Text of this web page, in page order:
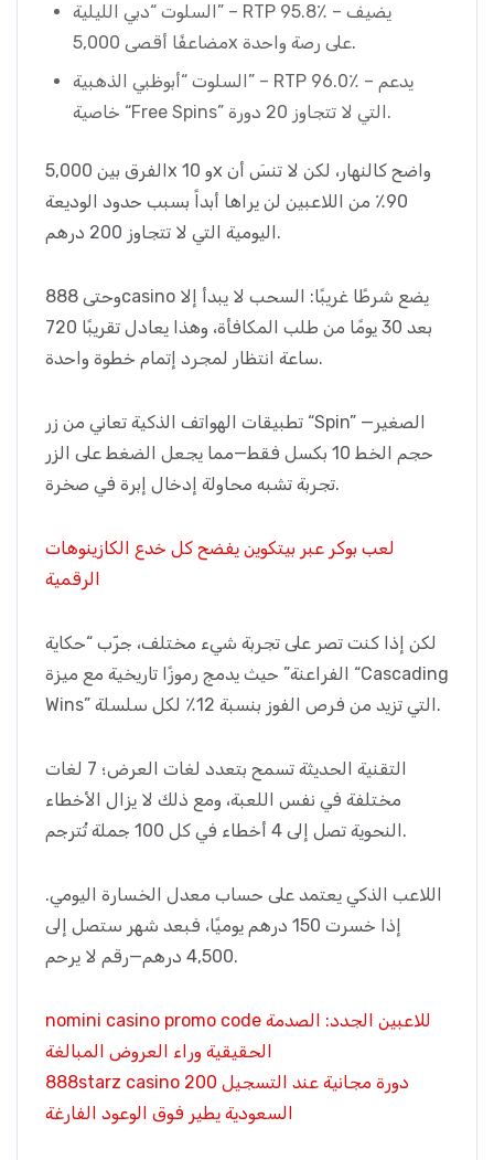
السلوت “دبي الليلية” – RTP 95.8٪ – يضيف
مضاعفًا أقصى 5,000x على رصة واحدة.
السلوت “أبوظبي الذهبية” – RTP 96.0٪ – يدعم
خاصية “Free Spins” التي لا تتجاوز 20 دورة.
الفرق بين 5,000x و 10x واضح كالنهار، لكن لا تنسَ أن
90٪ من اللاعبين لن يراها أبداً بسبب حدود الوديعة
اليومية التي لا تتجاوز 200 درهم.
وحتى 888casino يضع شرطًا غريبًا: السحب لا يبدأ إلا
بعد 30 يومًا من طلب المكافأة، وهذا يعادل تقريبًا 720
ساعة انتظار لمجرد إتمام خطوة واحدة.
تطبيقات الهواتف الذكية تعاني من زر “Spin” الصغير—
حجم الخط 10 بكسل فقط—مما يجعل الضغط على الزر
تجربة تشبه محاولة إدخال إبرة في صخرة.
لعب بوكر عبر بيتكوين يفضح كل خدع الكازينوهات
الرقمية
لكن إذا كنت تصر على تجربة شيء مختلف، جرّب “حكاية
الفراعنة” حيث يدمج رموزًا تاريخية مع ميزة “Cascading
Wins” التي تزيد من فرص الفوز بنسبة 12٪ لكل سلسلة.
التقنية الحديثة تسمح بتعدد لغات العرض؛ 7 لغات
مختلفة في نفس اللعبة، ومع ذلك لا يزال الأخطاء
النحوية تصل إلى 4 أخطاء في كل 100 جملة تُترجم.
اللاعب الذكي يعتمد على حساب معدل الخسارة اليومي.
إذا خسرت 150 درهم يوميًا، فبعد شهر ستصل إلى
4,500 درهم—رقم لا يرحم.
nomini casino promo code للاعبين الجدد: الصدمة
الحقيقية وراء العروض المبالغة
888starz casino 200 دورة مجانية عند التسجيل
السعودية يطير فوق الوعود الفارغة